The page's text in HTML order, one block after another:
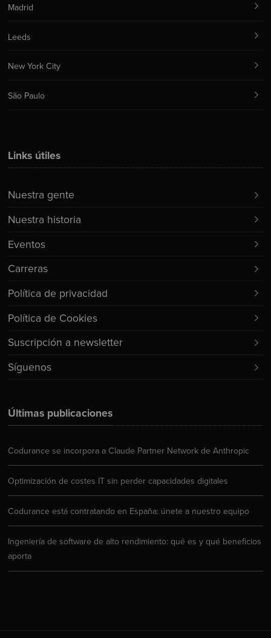
Últimas publicaciones
Codurance se incorpora a Claude Partner Network de Anthropic
Optimización de costes IT sin perder capacidades digitales
Codurance está contratando en España: únete a nuestro equipo
Ingeniería de software de alto rendimiento: qué es y qué beneficios
aporta
Links útiles
Nuestra gente
Nuestra historia
Eventos
Carreras
Política de privacidad
Política de Cookies
Suscripción a newsletter
Síguenos
Madrid
Leeds
New York City
São Paulo